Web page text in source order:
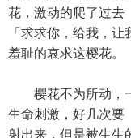
花，激动的爬了过去
「求求你，给我，
羞耻的哀求这樱花。
樱花不为所动，一
生命刺激，好几次要
射出来，但是被生生